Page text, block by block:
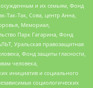
и их семьям, Фонд
Так-Так, Сова, центр Анна,
Мемориал,
Парк Гагарина, Фонд
Уральская правозащитная
Фонд защиты гласности,
человека,
инициатив и социального
социологических